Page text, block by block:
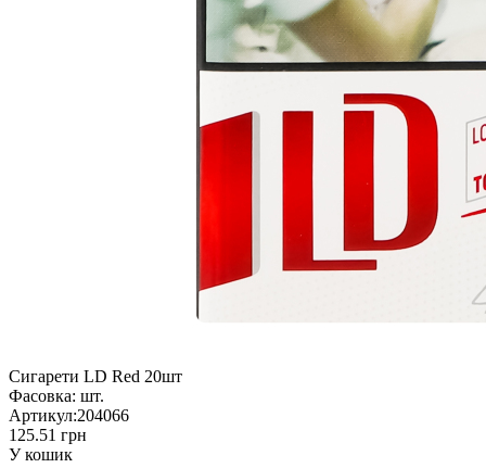
Сигарети LD Red 20шт
Фасовка: шт.
Артикул:204066
125.51 грн
У кошик